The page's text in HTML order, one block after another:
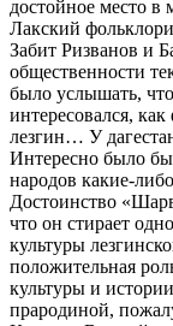
достойное место в
Лакский
Забит Ризванов и
общественности
было услышать,
интересовался,
лезгин… У
Интересно было бы
народов какие-
Достоинство
что он стирает
культуры
положительная
культуры и
прародиной,